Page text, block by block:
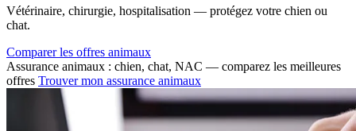
Vétérinaire, chirurgie, hospitalisation — protégez votre chien ou
chat.
Comparer les offres animaux
Assurance animaux : chien, chat, NAC — comparez les meilleures
offres Trouver mon assurance animaux